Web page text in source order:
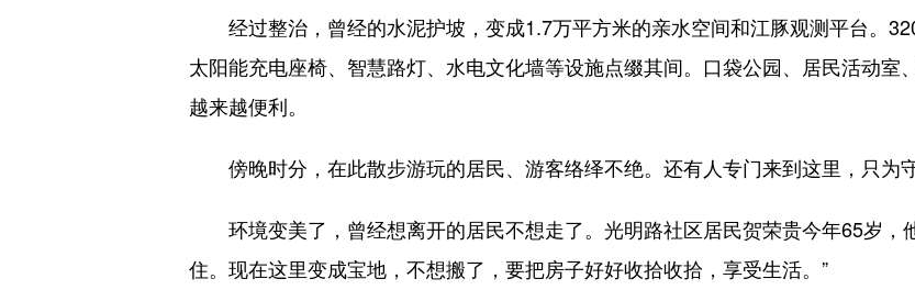
经过整治，曾经的水泥护坡，变成1.7万平方米的亲水空间和江豚观测平台。
太阳能充电座椅、智慧路灯、水电文化墙等设施点缀其间。口袋公园、居民活动
越来越便利。
傍晚时分，在此散步游玩的居民、游客络绎不绝。还有人专门来到这里，只为守
环境变美了，曾经想离开的居民不想走了。光明路社区居民贺荣贵今年65岁，
住。现在这里变成宝地，不想搬了，要把房子好好收拾收拾，享受生活。”